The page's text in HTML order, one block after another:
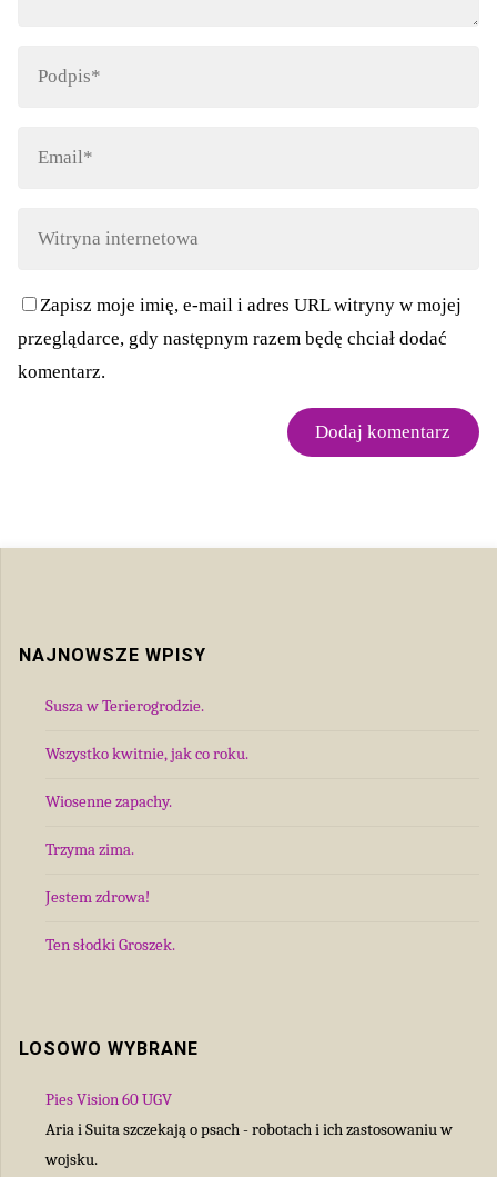
Zapisz moje imię, e-mail i adres URL witryny w mojej
przeglądarce, gdy następnym razem będę chciał dodać
komentarz.
NAJNOWSZE WPISY
Susza w Terierogrodzie.
Wszystko kwitnie, jak co roku.
Wiosenne zapachy.
Trzyma zima.
Jestem zdrowa!
Ten słodki Groszek.
LOSOWO WYBRANE
Pies Vision 60 UGV
Aria i Suita szczekają o psach - robotach i ich zastosowaniu w
wojsku.